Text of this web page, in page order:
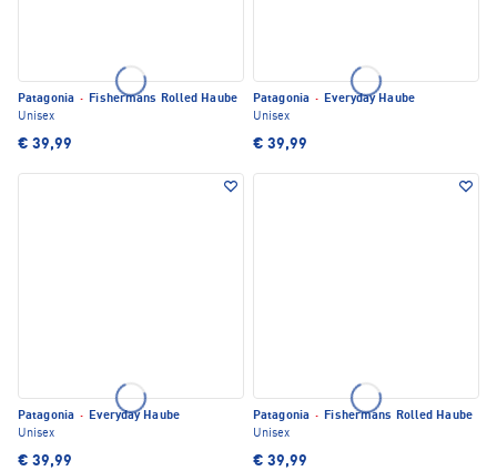
Patagonia · Fishermans Rolled Haube
Unisex
€ 39,99
Patagonia · Everyday Haube
Unisex
€ 39,99
Patagonia · Everyday Haube
Unisex
€ 39,99
Patagonia · Fishermans Rolled Haube
Unisex
€ 39,99